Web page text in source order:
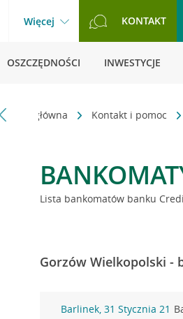
Więcej KONTAKT
OSZCZĘDNOŚCI INWESTYCJE
Strona główna Kontakt i pomoc
Lista bankomatów banku
Gorzów Wielkopolski -
Barlinek, 31 Stycznia 21